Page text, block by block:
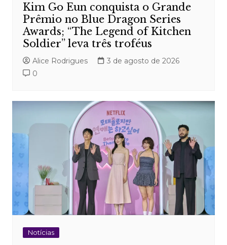
Kim Go Eun conquista o Grande
Prêmio no Blue Dragon Series
Awards; “The Legend of Kitchen
Soldier” leva três troféus
Alice Rodrigues
3 de agosto de 2026
0
Notícias